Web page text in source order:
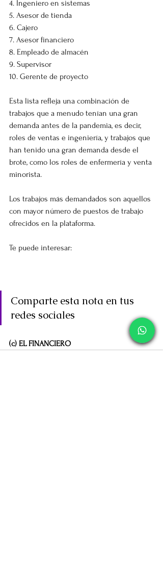
4. Ingeniero en sistemas
5. Asesor de tienda
6. Cajero
7. Asesor financiero
8. Empleado de almacén
9. Supervisor
10. Gerente de proyecto
Esta lista refleja una combinación de
trabajos que a menudo tenían una gran
demanda antes de la pandemia, es decir,
roles de ventas e ingeniería, y trabajos que
han tenido una gran demanda desde el
brote, como los roles de enfermería y venta
minorista.
Los trabajos más demandados son aquellos
con mayor número de puestos de trabajo
ofrecidos en la plataforma.
Te puede interesar:
Comparte esta nota en tus
redes sociales
(c) EL FINANCIERO